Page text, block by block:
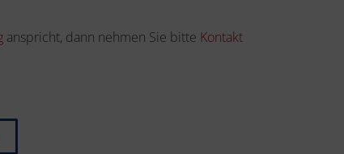
anspricht, dann nehmen Sie bitte Kontakt